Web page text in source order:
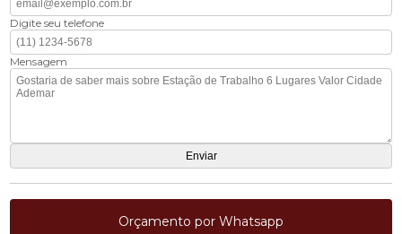
Digite seu telefone
Mensagem
Orçamento por Whatsapp